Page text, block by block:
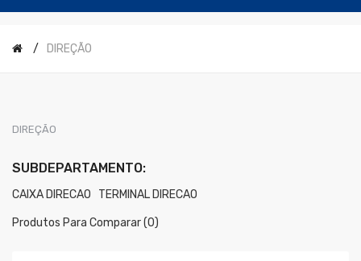
DIREÇÃO
DIREÇÃO
SUBDEPARTAMENTO:
CAIXA DIRECAO TERMINAL DIRECAO
Produtos Para Comparar (0)